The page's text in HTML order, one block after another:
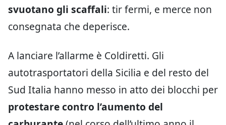
svuotano gli scaffali: tir fermi, e merce non
consegnata che deperisce.
A lanciare l’allarme è Coldiretti. Gli
autotrasportatori della Sicilia e del resto del
Sud Italia hanno messo in atto dei blocchi per
protestare contro l’aumento del